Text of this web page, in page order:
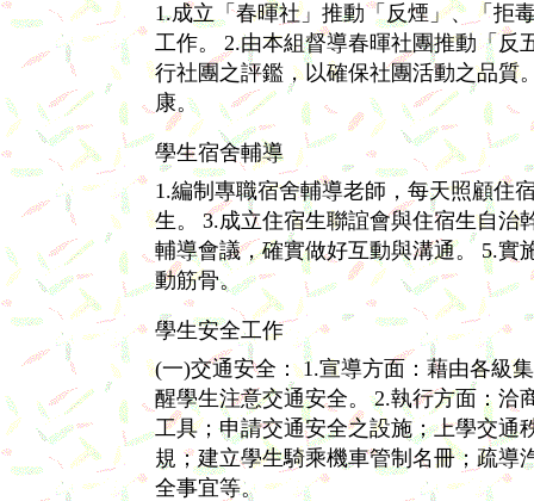
1.成立「春暉社」推動「反煙」、「拒
工作。
2.由本組督導春暉社團推動「反
行社團之評鑑，以確保社團活動之品質
康。
學生宿舍輔導
1.編制專職宿舍輔導老師，每天照顧住
生。
3.成立住宿生聯誼會與住宿生自治
輔導會議，確實做好互動與溝通。 5.實
動筋骨。
學生安全工作
(一)交通安全： 1.宣導方面：藉由各級
醒學生注意交通安全。
2.執行方面：洽
工具；申請交通安全之設施；上學交通
規；建立學生騎乘機車管制名冊；疏導
全事宜等。